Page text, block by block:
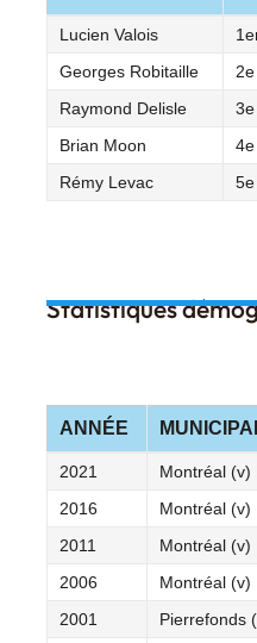
Lucien Valois
Georges Robitaille
Raymond Delisle
Brian Moon
Rémy Levac
Statistiques
ANNÉE
2021 Montréal (v)
2016
Montréal (v)
2011
Montréal (v)
2006
Montréal (v)
2001
Pierrefonds